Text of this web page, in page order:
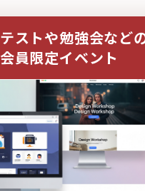
ストや勉強会など
会員限定イベント